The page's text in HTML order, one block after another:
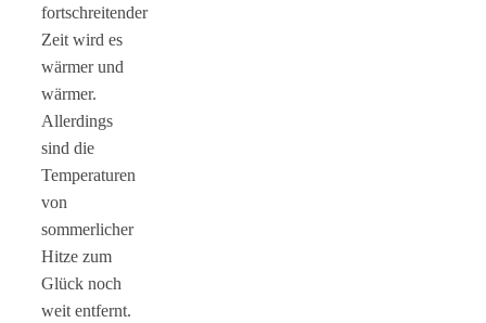
fortschreitender
Zeit wird es
wärmer und
wärmer.
Allerdings
sind die
Temperaturen
von
sommerlicher
Hitze zum
Glück noch
weit entfernt.